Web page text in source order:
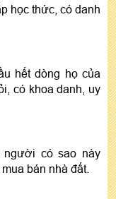
học thức, có danh
hết dòng họ của
có khoa danh, uy
có sao này
bán nhà đất.